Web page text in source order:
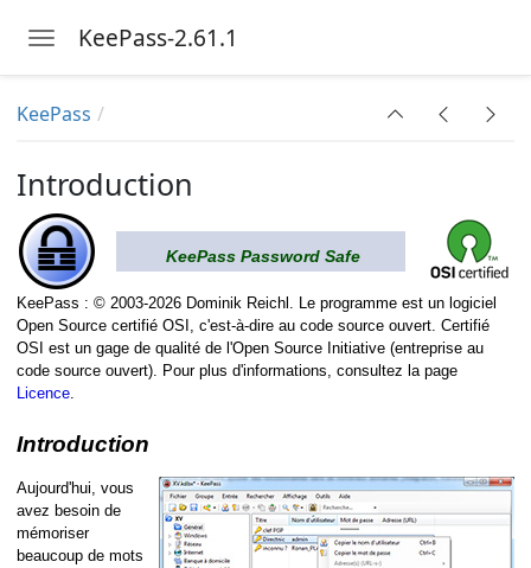
Toggle navigation
KeePass-2.61.1
KeePass
Introduction
KeePass Password Safe
KeePass : © 2003-2026 Dominik Reichl. Le programme est un logiciel
Open Source certifié OSI, c'est-à-dire au code source ouvert. Certifié
OSI est un gage de qualité de l'Open Source Initiative (entreprise au
code source ouvert). Pour plus d'informations, consultez la page
Licence.
Introduction
Aujourd'hui, vous
avez besoin de
mémoriser
beaucoup de mots